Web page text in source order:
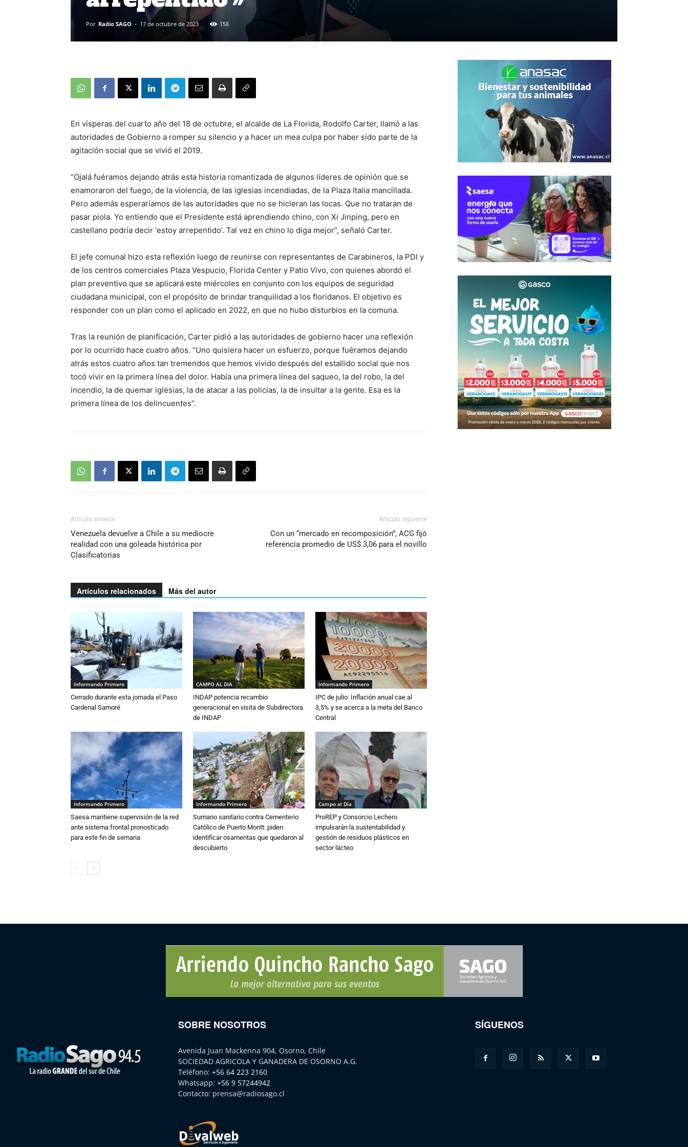
Por Radio SAGO - 17 de octubre de 2023 158
En vísperas del cuarto año del 18 de octubre, el alcalde de La Florida, Rodolfo Carter, llamó a las
autoridades de Gobierno a romper su silencio y a hacer un mea culpa por haber sido parte de la
agitación social que se vivió el 2019.
“Ojalá fuéramos dejando atrás esta historia romantizada de algunos líderes de opinión que se
enamoraron del fuego, de la violencia, de las iglesias incendiadas, de la Plaza Italia mancillada.
Pero además esperaríamos de las autoridades que no se hicieran las locas. Que no trataran de
pasar piola. Yo entiendo que el Presidente está aprendiendo chino, con Xi Jinping, pero en
castellano podría decir ‘estoy arrepentido’. Tal vez en chino lo diga mejor”, señaló Carter.
El jefe comunal hizo esta reflexión luego de reunirse con representantes de Carabineros, la PDI y
de los centros comerciales Plaza Vespucio, Florida Center y Patio Vivo, con quienes abordó el
plan preventivo que se aplicará este miércoles en conjunto con los equipos de seguridad
ciudadana municipal, con el propósito de brindar tranquilidad a los floridanos. El objetivo es
responder con un plan como el aplicado en 2022, en que no hubo disturbios en la comuna.
Tras la reunión de planificación, Carter pidió a las autoridades de gobierno hacer una reflexión
por lo ocurrido hace cuatro años. “Uno quisiera hacer un esfuerzo, porque fuéramos dejando
atrás estos cuatro años tan tremendos que hemos vivido después del estallido social que nos
tocó vivir en la primera línea del dolor. Había una primera línea del saqueo, la del robo, la del
incendio, la de quemar iglesias, la de atacar a las policías, la de insultar a la gente. Esa es la
primera línea de los delincuentes”.
Artículo anterior
Venezuela devuelve a Chile a su mediocre
realidad con una goleada histórica por
Clasificatorias
Artículo siguiente
Con un “mercado en recomposición”, ACG fijó
referencia promedio de US$ 3,06 para el novillo
Artículos relacionados Más del autor
Informando Primero
Cerrado durante esta jornada el Paso
Cardenal Samoré
CAMPO AL DIA
INDAP potencia recambio
generacional en visita de Subdirectora
de INDAP
Informando Primero
IPC de julio: Inflación anual cae al
3,5% y se acerca a la meta del Banco
Central
Informando Primero
Saesa mantiene supervisión de la red
ante sistema frontal pronosticado
para este fin de semana
Informando Primero
Sumario sanitario contra Cementerio
Católico de Puerto Montt: piden
identificar osamentas que quedaron al
descubierto
Campo al Día
ProREP y Consorcio Lechero
impulsarán la sustentabilidad y
gestión de residuos plásticos en
sector lácteo
SOBRE NOSOTROS
Avenida Juan Mackenna 904, Osorno, Chile
SOCIEDAD AGRICOLA Y GANADERA DE OSORNO A.G.
Teléfono: +56 64 223 2160
Whatsapp: +56 9 57244942
Contacto: prensa@radiosago.cl
SÍGUENOS